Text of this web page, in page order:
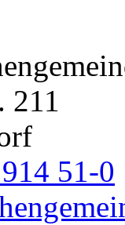
211
51-0